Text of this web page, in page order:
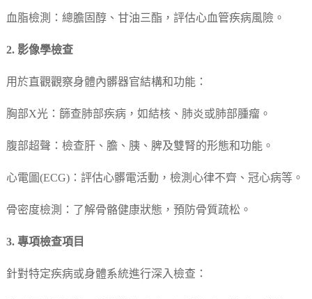
血脂檢測：總膽固醇、甘油三酯，評估心血管疾病風險。
2. 影像學檢查
用於直觀觀察身體內髒器官結構和功能：
胸部X光：篩查肺部疾病，如結核、肺炎或肺部腫瘤。
腹部超聲：檢查肝、膽、胰、脾及雙腎的形態和功能。
心電圖(ECG)：評估心髒電活動，檢測心律不齊、冠心病等。
骨密度檢測：了解骨骼健康狀態，預防骨質疏松。
3. 專項檢查項目
針對特定疾病或身體系統進行深入檢查：